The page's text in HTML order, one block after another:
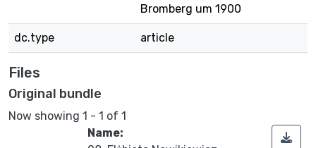
Bromberg um 1900
dc.type article
Files
Original bundle
Now showing 1 - 1 of 1
Name: